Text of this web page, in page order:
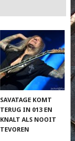
SAVATAGE KOMT
TERUG IN 013 EN
KNALT ALS NOOIT
TEVOREN